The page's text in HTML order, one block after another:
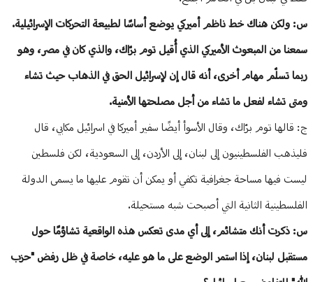
س: ولكن هناك خط ناظم أميركي يوضع أساسًا لطبيعة التحركات الإسرائيلية.
سمعنا من المبعوث الأميركي الذي أُقيل توم برّاك، والذي كان في مصر، وهو
ربما تسلّم مهام أخرى، أنه قال إن لإسرائيل الحق في الذهاب حيث تشاء
ومتى تشاء لفعل ما تشاء من أجل مصلحتها الأمنية.
ج: قالها توم برّاك، وقال الأسوأ أيضًا سفير أميركا في اسرائيل مكابي، قال
فليذهب الفلسطينيون إلى لبنان، إلى الأردن، إلى السعودية، لكن فلسطين
ليست فيها مساحة جغرافية تكفي أو يمكن أن تقوم عليها ما يسمى الدولة
الفلسطينية الثانية التي أصبحت شبه مستحيلة.
س: ذكرت أنك متشائم، إلى أي مدى تعكس هذه الواقعية تشاؤمًا حول
مستقبل لبنان، إذا استمر الوضع على ما هو عليه، خاصة في ظل رفض "حزب